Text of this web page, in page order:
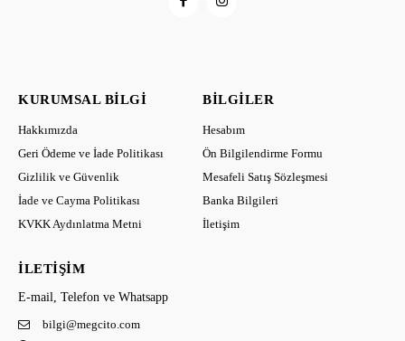
KURUMSAL BILGI
Hakkımızda
Geri Ödeme ve İade Politikası
Gizlilik ve Güvenlik
İade ve Cayma Politikası
KVKK Aydınlatma Metni
BILGILER
Hesabım
Ön Bilgilendirme Formu
Mesafeli Satış Sözleşmesi
Banka Bilgileri
İletişim
İLETIŞIM
E-mail, Telefon ve Whatsapp
bilgi@megcito.com